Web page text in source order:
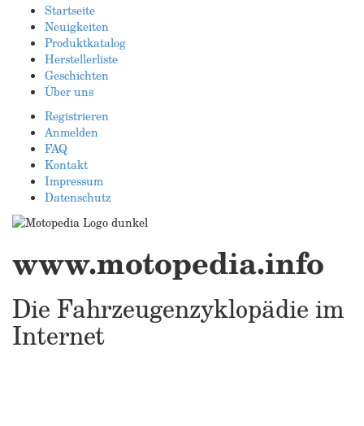
Startseite
Neuigkeiten
Produktkatalog
Herstellerliste
Geschichten
Über uns
Registrieren
Anmelden
FAQ
Kontakt
Impressum
Datenschutz
www.motopedia.info
Die Fahrzeugenzyklopädie im
Internet